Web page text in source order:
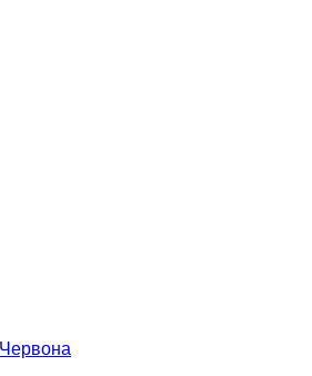
Червона